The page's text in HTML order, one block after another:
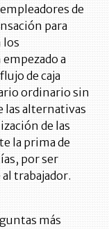
de
para
los
a
de caja
ordinario sin
las alternativas
de las
la prima de
por ser
trabajador.
más